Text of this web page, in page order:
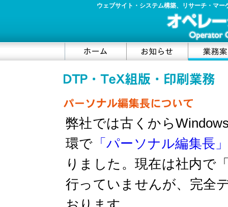
ウェブサイト・システム構築、リサーチ・マ
コ
ン
ン
ツ
の
開
始
弊社では古くから
環で 「パーソナル編集長
りました。現在は社内で
行っていませんが、完全